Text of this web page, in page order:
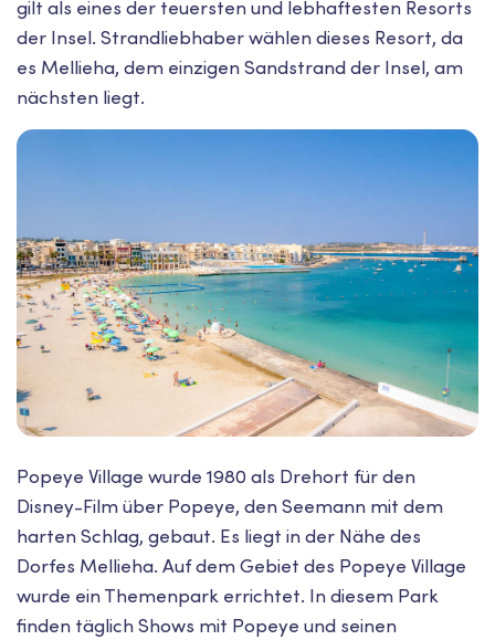
gilt als eines der teuersten und lebhaftesten Resorts
der Insel. Strandliebhaber wählen dieses Resort, da
es Mellieha, dem einzigen Sandstrand der Insel, am
nächsten liegt.
Popeye Village wurde 1980 als Drehort für den
Disney-Film über Popeye, den Seemann mit dem
harten Schlag, gebaut. Es liegt in der Nähe des
Dorfes Mellieha. Auf dem Gebiet des Popeye Village
wurde ein Themenpark errichtet. In diesem Park
finden täglich Shows mit Popeye und seinen